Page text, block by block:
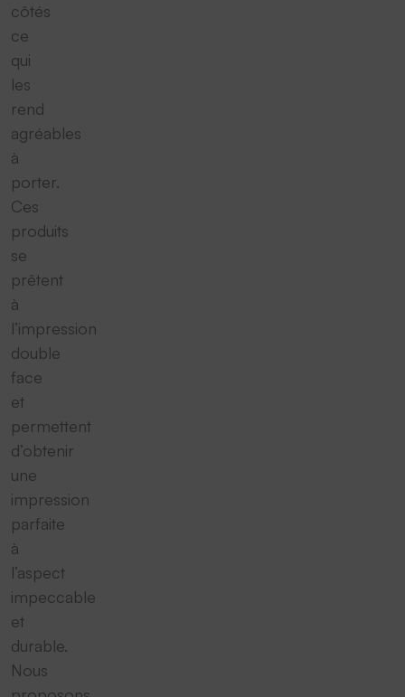
côtés
ce
qui
les
rend
agréables
à
porter.
Ces
produits
se
prêtent
à
l’impression
double
face
et
permettent
d’obtenir
une
impression
parfaite
à
l’aspect
impeccable
et
durable.
Nous